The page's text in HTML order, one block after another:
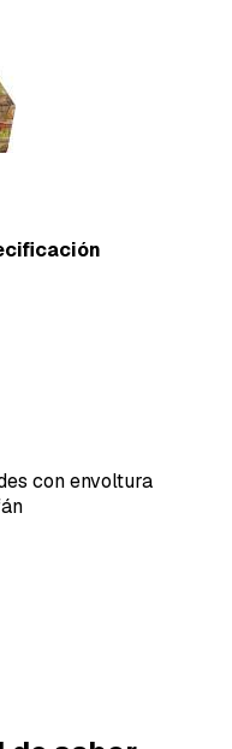
con envoltura